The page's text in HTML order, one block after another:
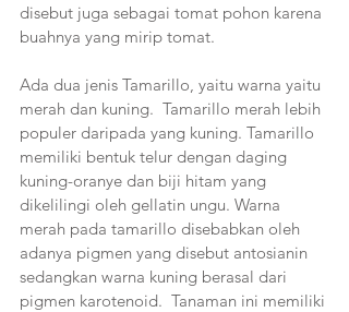
disebut juga sebagai tomat pohon karena
buahnya yang mirip tomat.
Ada dua jenis Tamarillo, yaitu warna yaitu
merah dan kuning.  Tamarillo merah lebih
populer daripada yang kuning. Tamarillo
memiliki bentuk telur dengan daging
kuning-oranye dan biji hitam yang
dikelilingi oleh gellatin ungu. Warna
merah pada tamarillo disebabkan oleh
adanya pigmen yang disebut antosianin
sedangkan warna kuning berasal dari
pigmen karotenoid.  Tanaman ini memiliki